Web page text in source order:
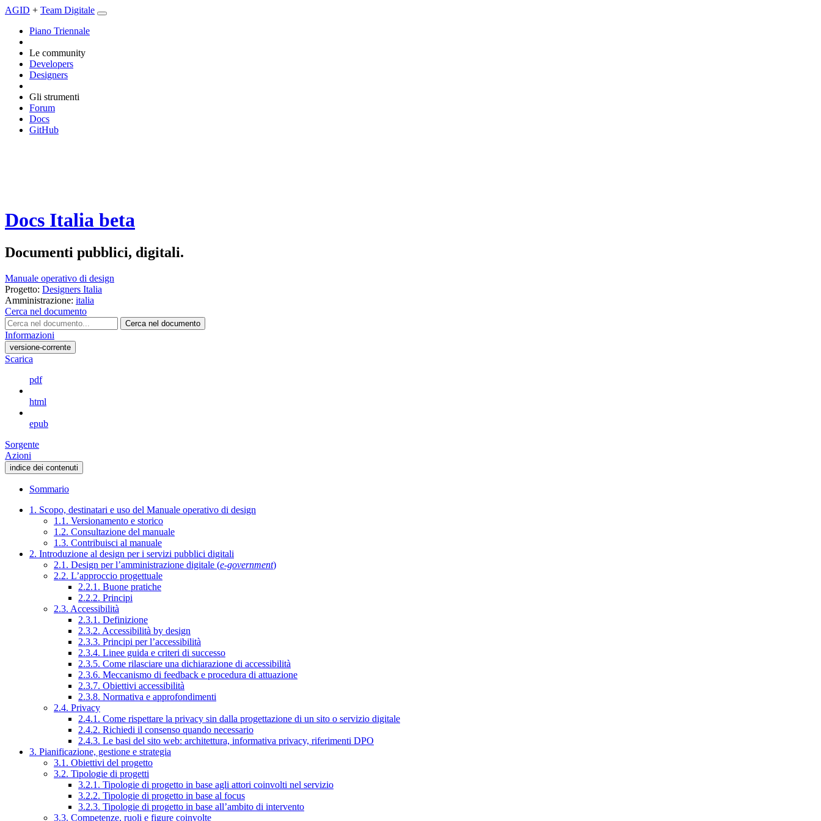
AGID + Team Digitale
Piano Triennale
Le community
Developers
Designers
Gli strumenti
Forum
Docs
GitHub
Docs Italia beta
Documenti pubblici, digitali.
Manuale operativo di design
Progetto: Designers Italia
Amministrazione: italia
Cerca nel documento
Cerca nel documento
Informazioni
versione-corrente
Scarica
pdf
html
epub
Sorgente
Azioni
indice dei contenuti
Sommario
1. Scopo, destinatari e uso del Manuale operativo di design
1.1. Versionamento e storico
1.2. Consultazione del manuale
1.3. Contribuisci al manuale
2. Introduzione al design per i servizi pubblici digitali
2.1. Design per l’amministrazione digitale (e-government)
2.2. L’approccio progettuale
2.2.1. Buone pratiche
2.2.2. Principi
2.3. Accessibilità
2.3.1. Definizione
2.3.2. Accessibilità by design
2.3.3. Principi per l’accessibilità
2.3.4. Linee guida e criteri di successo
2.3.5. Come rilasciare una dichiarazione di accessibilità
2.3.6. Meccanismo di feedback e procedura di attuazione
2.3.7. Obiettivi accessibilità
2.3.8. Normativa e approfondimenti
2.4. Privacy
2.4.1. Come rispettare la privacy sin dalla progettazione di un sito o servizio digitale
2.4.2. Richiedi il consenso quando necessario
2.4.3. Le basi del sito web: architettura, informativa privacy, riferimenti DPO
3. Pianificazione, gestione e strategia
3.1. Obiettivi del progetto
3.2. Tipologie di progetti
3.2.1. Tipologie di progetto in base agli attori coinvolti nel servizio
3.2.2. Tipologie di progetto in base al focus
3.2.3. Tipologie di progetto in base all’ambito di intervento
3.3. Competenze, ruoli e figure coinvolte